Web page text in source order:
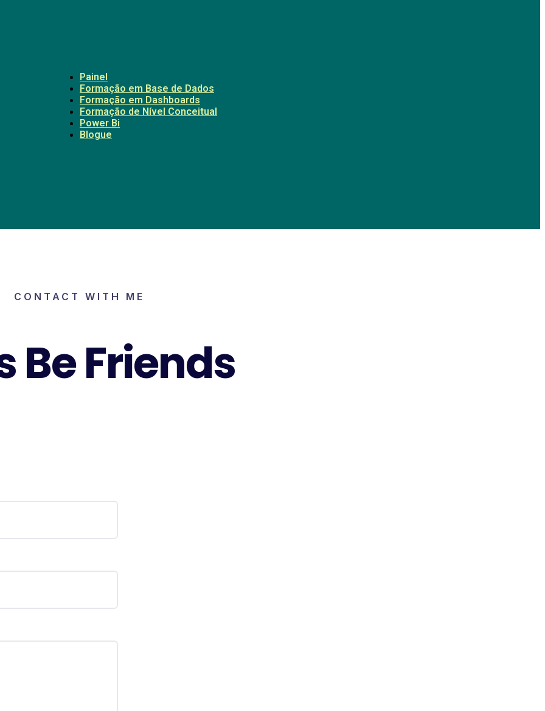
Painel
Formação em Base de Dados
Formação em Dashboards
Formação de Nível Conceitual
Power Bi
Blogue
CONTACT WITH ME
Be Friends